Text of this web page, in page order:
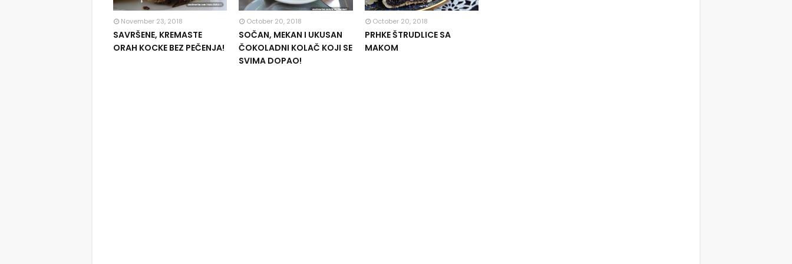
November 23, 2018
SAVRŠENE, KREMASTE
ORAH KOCKE BEZ PEČENJA!
October 20, 2018
SOČAN, MEKAN I UKUSAN
ČOKOLADNI KOLAČ KOJI SE
SVIMA DOPAO!
October 20, 2018
PRHKE ŠTRUDLICE SA
MAKOM